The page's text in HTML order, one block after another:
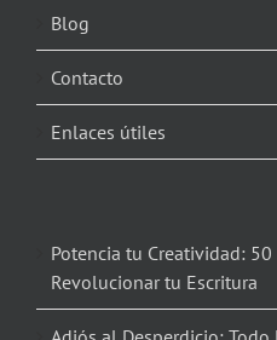
Blog
Contacto
Enlaces útiles
Potencia tu Creatividad: 50
Revolucionar tu Escritura